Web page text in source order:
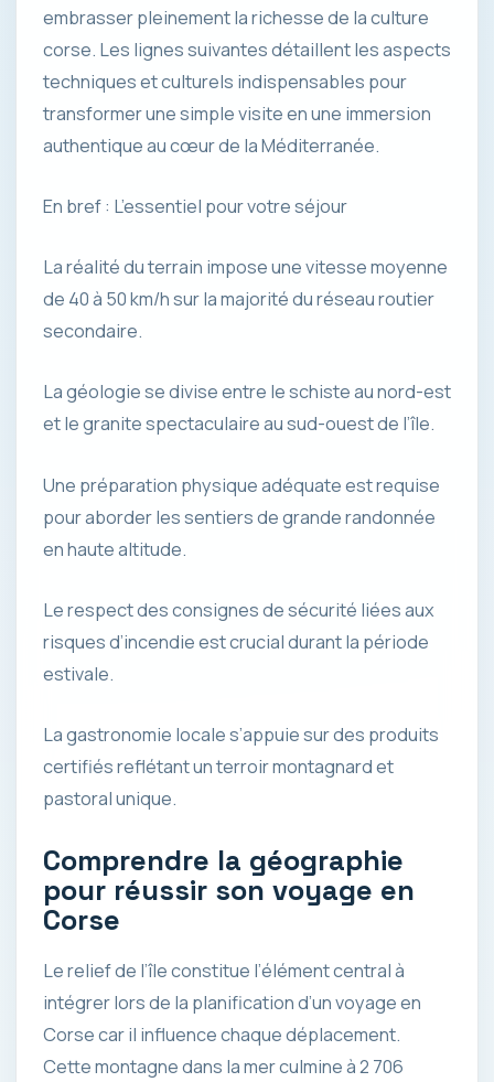
embrasser pleinement la richesse de la culture
corse. Les lignes suivantes détaillent les aspects
techniques et culturels indispensables pour
transformer une simple visite en une immersion
authentique au cœur de la Méditerranée.
En bref : L’essentiel pour votre séjour
La réalité du terrain impose une vitesse moyenne
de 40 à 50 km/h sur la majorité du réseau routier
secondaire.
La géologie se divise entre le schiste au nord-est
et le granite spectaculaire au sud-ouest de l’île.
Une préparation physique adéquate est requise
pour aborder les sentiers de grande randonnée
en haute altitude.
Le respect des consignes de sécurité liées aux
risques d’incendie est crucial durant la période
estivale.
La gastronomie locale s’appuie sur des produits
certifiés reflétant un terroir montagnard et
pastoral unique.
Comprendre la géographie
pour réussir son voyage en
Corse
Le relief de l’île constitue l’élément central à
intégrer lors de la planification d’un voyage en
Corse car il influence chaque déplacement.
Cette montagne dans la mer culmine à 2 706